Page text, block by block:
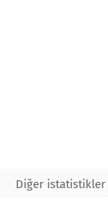
Diğer istatistikler